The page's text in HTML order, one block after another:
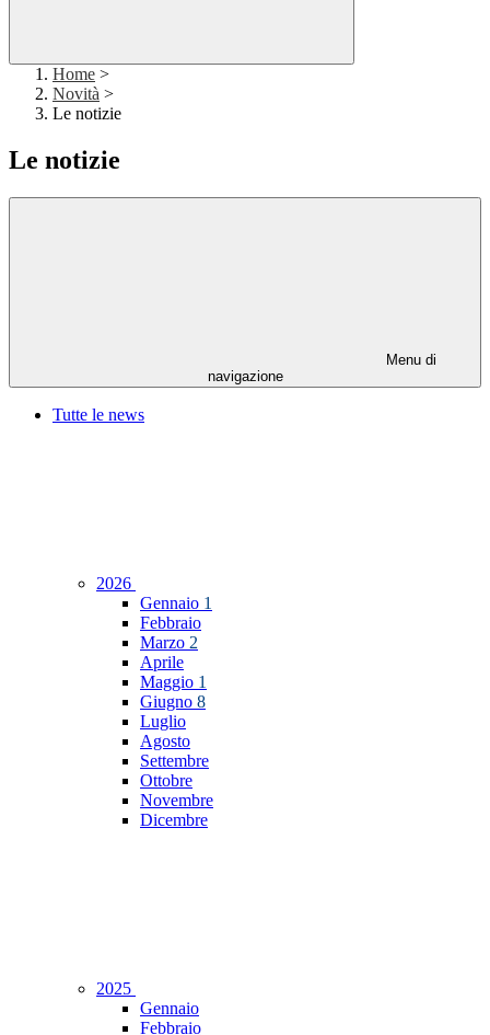
Home >
Novità >
Le notizie
Le notizie
Menu di
navigazione
Tutte le news
2026
Gennaio 1
Febbraio
Marzo 2
Aprile
Maggio 1
Giugno 8
Luglio
Agosto
Settembre
Ottobre
Novembre
Dicembre
2025
Gennaio
Febbraio